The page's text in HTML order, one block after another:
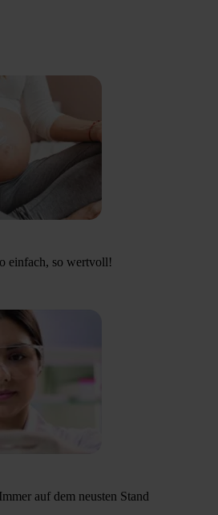
einfach, so wertvoll!
auf dem neusten Stand